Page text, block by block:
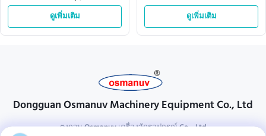
คอมพิวเตอร์สีขาว
ดูเพิ่มเติม
ฉุกเฉิน
ดูเพิ่มเติม
Dongguan Osmanuv Machinery Equipment Co., Ltd
ตงกวน Osmanuv เครื่องจักรอุปกรณ์ Co. , Ltd